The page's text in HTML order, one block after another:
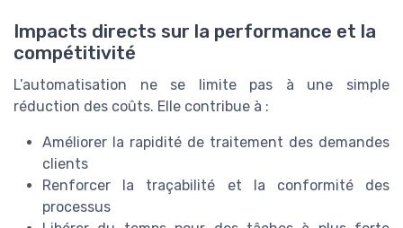
Impacts directs sur la performance et la
compétitivité
L’automatisation ne se limite pas à une simple
réduction des coûts. Elle contribue à :
Améliorer la rapidité de traitement des demandes
clients
Renforcer la traçabilité et la conformité des
processus